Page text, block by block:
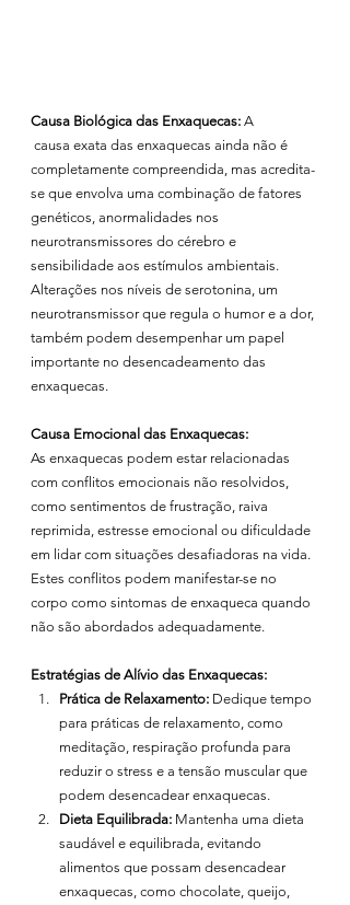
Causa Biológica das Enxaquecas: A
completamente compreendida, mas acredita-
se que envolva uma combinação de fatores
genéticos, anormalidades nos
neurotransmissores do cérebro e
sensibilidade aos estímulos ambientais.
Alterações nos níveis de serotonina, um
neurotransmissor que regula o humor e a dor,
também podem desempenhar um papel
importante no desencadeamento das
enxaquecas.
Causa Emocional das Enxaquecas:
As enxaquecas podem estar relacionadas
com conflitos emocionais não resolvidos,
como sentimentos de frustração, raiva
reprimida, estresse emocional ou dificuldade
em lidar com situações desafiadoras na vida.
Estes conflitos podem manifestar-se no
corpo como sintomas de enxaqueca quando
não são abordados adequadamente.
Estratégias de Alívio das Enxaquecas:
Prática de Relaxamento: Dedique tempo
para práticas de relaxamento, como
meditação, respiração profunda para
reduzir o stress e a tensão muscular que
podem desencadear enxaquecas.
Dieta Equilibrada: Mantenha uma dieta
saudável e equilibrada, evitando
alimentos que possam desencadear
enxaquecas, como chocolate, queijo,